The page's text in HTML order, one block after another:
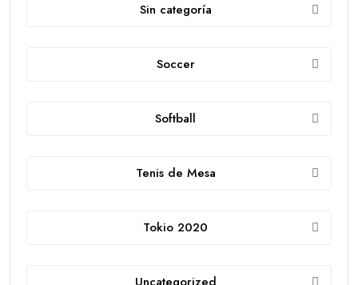
Sin categoría
Soccer
Softball
Tenis de Mesa
Tokio 2020